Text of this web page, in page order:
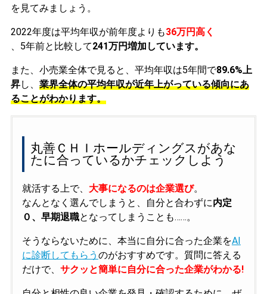
を見てみましょう。
2022年度は平均年収が前年度よりも36万円高く
、5年前と比較して241万円増加しています。
また、小売業全体で見ると、平均年収は5年間で89.6%上
昇し、 業界全体の平均年収が近年上がっている傾向にあ
ることがわかります。
丸善ＣＨＩホールディングスがあな
たに合っているかチェックしよう
就活する上で、 大事になるのは企業選び。
なんとなく選んでしまうと、自分と合わずに内定
０、早期退職となってしまうことも……。
そうならないために、本当に自分に合った企業をAI
に診断してもらう のがおすすめです。質問に答える
だけで、 サクッと簡単に自分に合った企業がわかる!